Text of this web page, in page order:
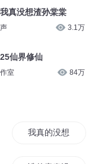
真没想渣孙棠棠
3.1万
仙界修仙
室 84万
有妖 我真的没想当魔王